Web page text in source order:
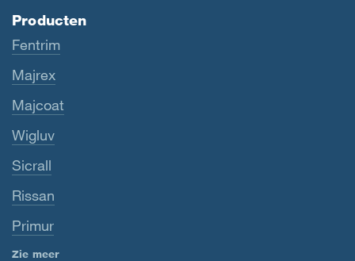
Producten
Fentrim
Majrex
Majcoat
Wigluv
Sicrall
Rissan
Primur
Zie meer